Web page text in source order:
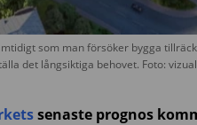
som man försöker bygga
det långsiktiga behovet. Foto:
senaste prognos